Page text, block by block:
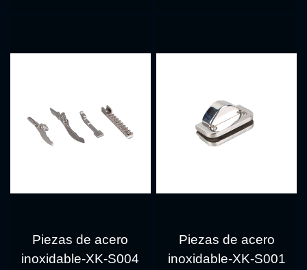
Piezas de acero
inoxidable-XK-S004
Piezas de acero
inoxidable-XK-S001